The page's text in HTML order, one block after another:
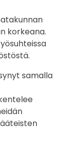
korkeana.
samalla